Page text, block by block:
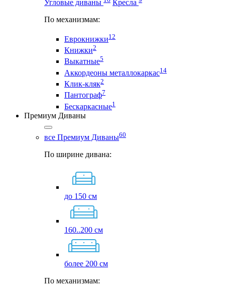
Угловые диваны Кресла
По механизмам:
Еврокнижки12
Книжки2
Выкатные5
Аккордеоны металлокаркас14
Клик-кляк2
Пантограф7
Бескаркасные1
Премиум Диваны
все Премиум Диваны60
По ширине дивана:
до 150 см
160..200 см
более 200 см
По механизмам: